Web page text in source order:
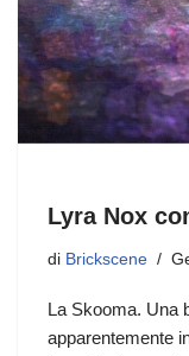
Lyra Nox
di Brickscene
La Skooma. Una
apparentemente